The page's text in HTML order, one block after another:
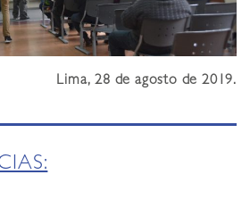
Lima, 28 de agosto de 2019.